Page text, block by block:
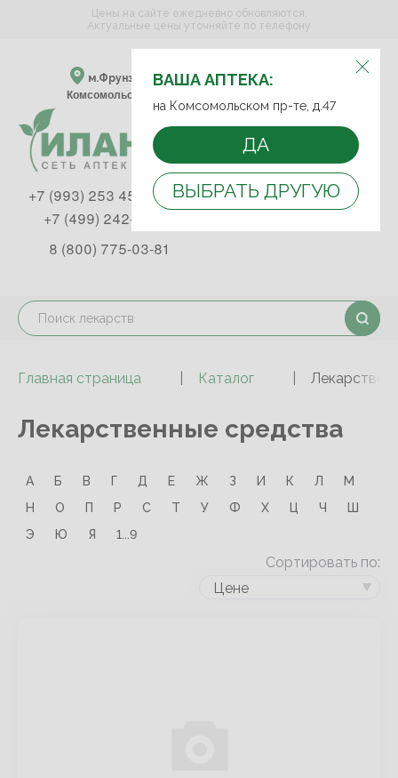
ВЫБЕРИТЕ АПТЕКУ:
м.Фрунзенская м.Спортивная
Комсомольский пр-т, д. 47
ВАША АПТЕКА:
на Комсомольском пр-те, д.47
ДА
ВЫБРАТЬ ДРУГУЮ
Цены на сайте ежедневно обновляются.
Актуальные цены уточняйте по телефону
+7 (993) 253 45 93
+7 (499) 242-90-85
8 (800) 775-03-81
Главная страница Каталог
Лекарственные средства
А Б В Г Д Е Ж З И К Л
М
Н
О П Р С Т У Ф Х Ц Ч
Ш
Э
Ю Я 1...9
Сортировать по:
Цене